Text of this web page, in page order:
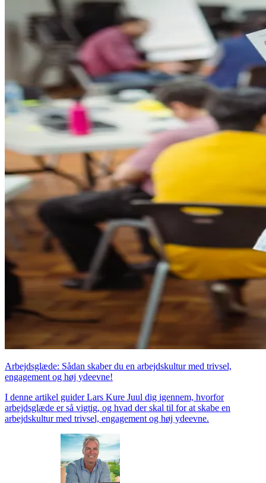
Arbejdsglæde: Sådan skaber du en arbejdskultur med trivsel,
engagement og høj ydeevne!
I denne artikel guider Lars Kure Juul dig igennem, hvorfor
arbejdsglæde er så vigtig, og hvad der skal til for at skabe en
arbejdskultur med trivsel, engagement og høj ydeevne.